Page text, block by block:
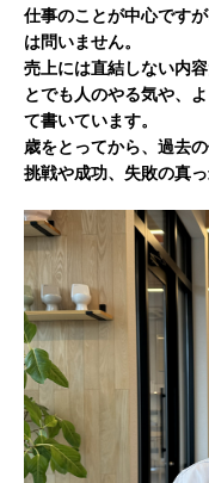
仕事のことが中心です
は問いません。
売上には直結しない内
とでも人のやる気や、
て書いています。
歳をとってから、過去
挑戦や成功、失敗の真